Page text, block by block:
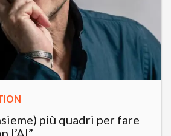
più quadri per fare